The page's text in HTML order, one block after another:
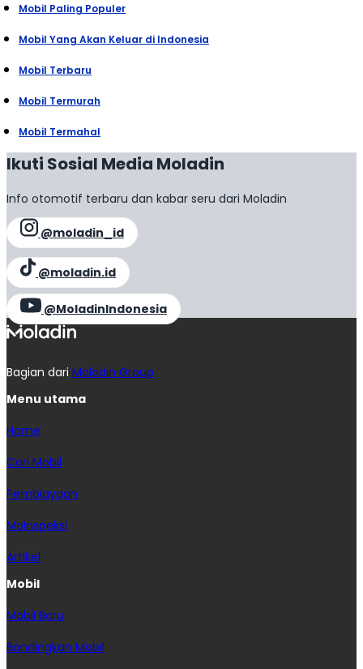
Mobil Paling Populer
Mobil Yang Akan Keluar di Indonesia
Mobil Terbaru
Mobil Termurah
Mobil Termahal
Ikuti Sosial Media Moladin
Info otomotif terbaru dan kabar seru dari Moladin
@moladin_id
@moladin.id
@MoladinIndonesia
Bagian dari Moladin Group
Menu utama
Home
Cari Mobil
Pembiayaan
MoInspeksi
Artikel
Mobil
Mobil Baru
Bandingkan Mobil